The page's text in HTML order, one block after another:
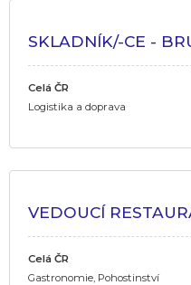
SKLADNÍK/-CE -
Celá ČR
Logistika a doprava
VEDOUCÍ
Celá ČR
Gastronomie, Pohostinství